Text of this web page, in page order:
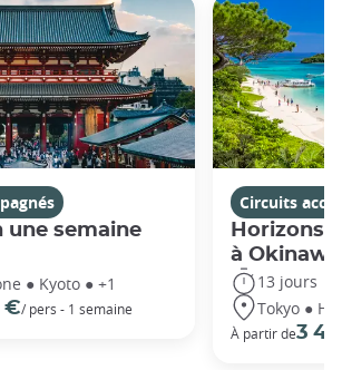
une semaine
● Kyoto ● +1
€/ pers - 1 semaine
Circuits
Horizons
à Okinawa
13 jours
Tokyo ●
À partir de3